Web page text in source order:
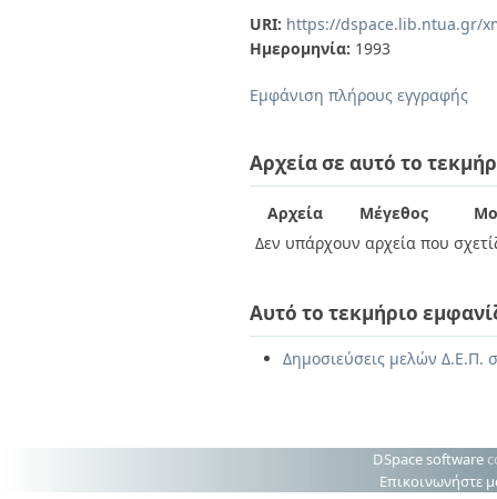
URI: https://dspace.lib.ntua.gr/
Ημερομηνία: 1993
Εμφάνιση πλήρους εγγραφής
Αρχεία σε αυτό το
Αρχεία Μέγεθος
Δεν υπάρχουν αρχεία που
Αυτό το τεκμήριο
Δημοσιεύσεις μελών Δ.Ε.Π.
DSpace software
Επικοινωνήστε